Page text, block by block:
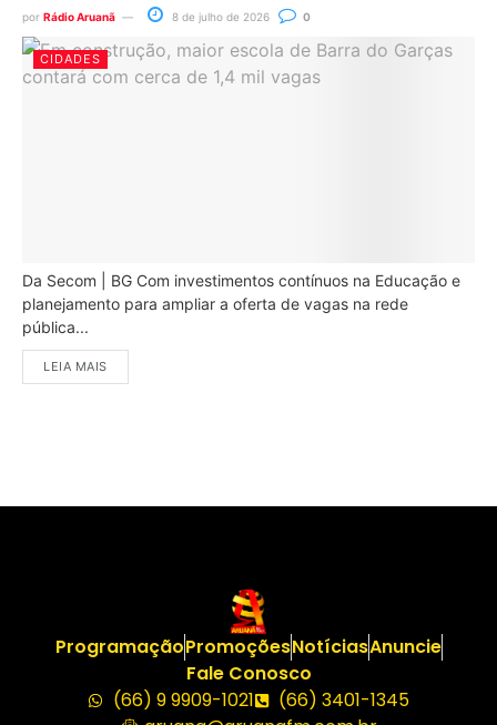
por Rádio Aruanã 8 de julho de 2026 0
CIDADES
Da Secom | BG Com investimentos contínuos na Educação e
planejamento para ampliar a oferta de vagas na rede
pública...
LEIA MAIS
ProgramaçãoPromoçõesNotíciasAnuncie
Fale Conosco
(66) 9 9909-1021
(66) 3401-1345